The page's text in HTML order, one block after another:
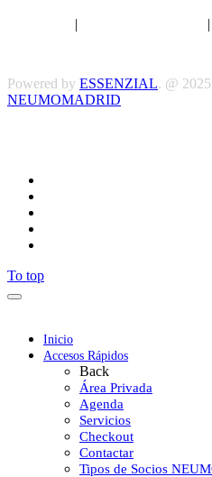
Powered by ESSENZIAL. @
NEUMOMADRID
To top
Inicio
Accesos Rápidos
Back
Área Privada
Agenda
Servicios
Checkout
Contactar
Tipos de Socios